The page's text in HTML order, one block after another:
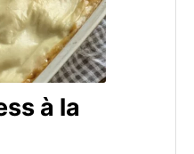
à la